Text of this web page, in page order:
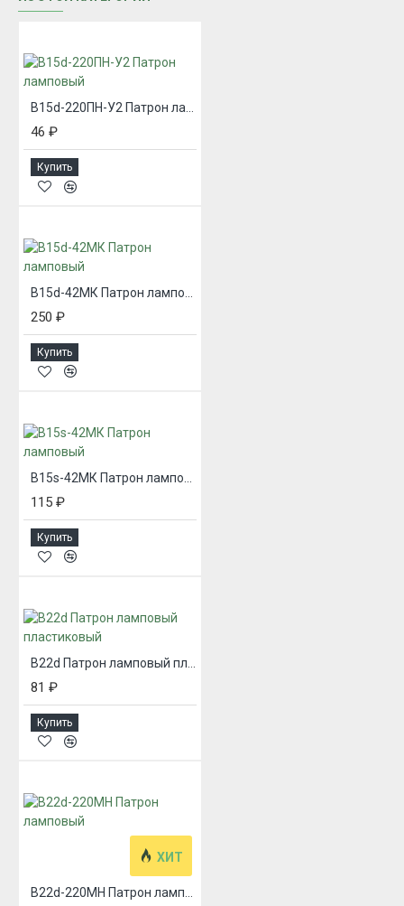
B15d-220ПН-У2 Патрон ламповый
46 ₽
Купить
250 ₽
Купить
115 ₽
Купить
81 ₽
Купить
ХИТ
B22d-220МН Патрон ламповый